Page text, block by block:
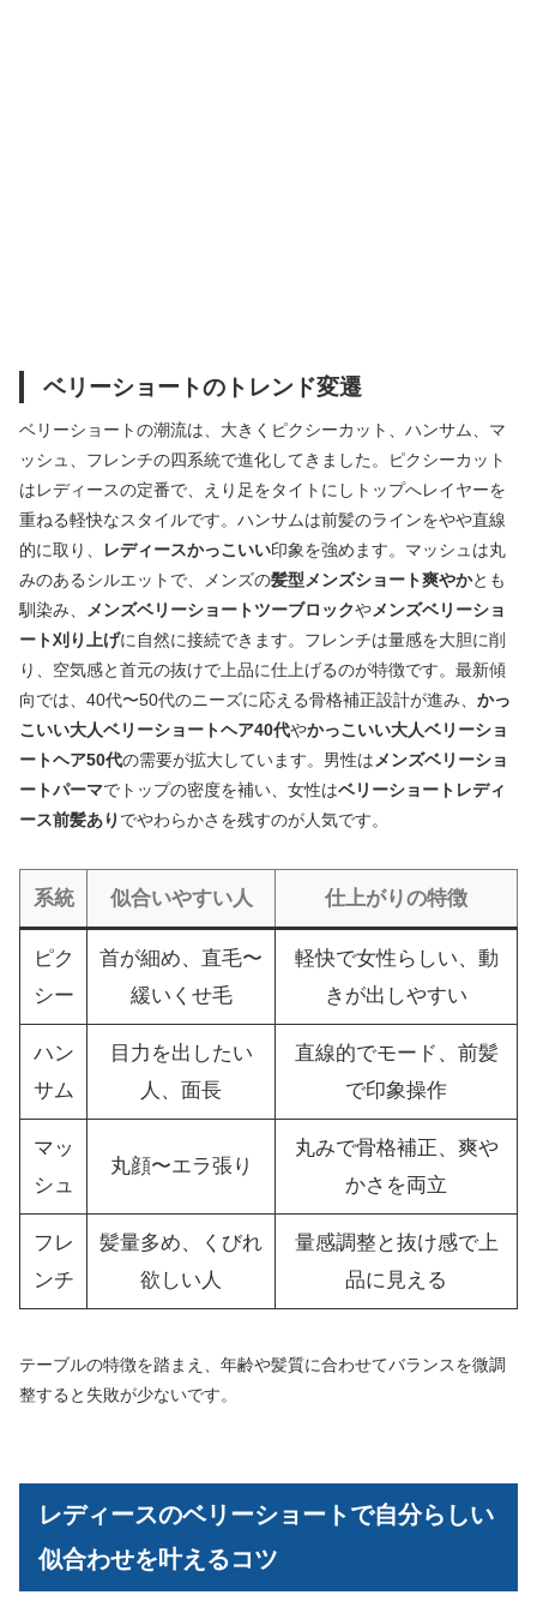
ベリーショートのトレンド変遷
ベリーショートの潮流は、大きくピクシーカット、ハンサム、マ
ッシュ、フレンチの四系統で進化してきました。ピクシーカット
はレディースの定番で、えり足をタイトにしトップへレイヤーを
重ねる軽快なスタイルです。ハンサムは前髪のラインをやや直線
的に取り、
レディースかっこいい印象を強めます。マッシュは丸
みのあるシルエットで、メンズの髪型メンズショート爽やかとも
馴染み、
メンズベリーショートツーブロックやメンズベリーショ
ート刈り上げに自然に接続できます。フレンチは量感を大胆に削
り、空気感と首元の抜けで上品に仕上げるのが特徴です。最新傾
向では、40代〜50代のニーズに応える骨格補正設計が進み、 かっ
こいい大人ベリーショートヘア40代やかっこいい大人ベリーショ
ートヘア50代の需要が拡大しています。男性は メンズベリーショ
ートパーマでトップの密度を補い、女性はベリーショートレディ
ース前髪あり でやわらかさを残すのが人気です。
系統 似合いやすい人 仕上がりの特徴
ピク
シー
首が細め、直毛〜
緩いくせ毛
軽快で女性らしい、動
きが出しやすい
ハン
サム
目力を出したい
人、面長
直線的でモード、前髪
で印象操作
マッ
シュ
丸顔〜エラ張り
丸みで骨格補正、爽や
かさを両立
フレ
ンチ
髪量多め、くびれ
欲しい人
量感調整と抜け感で上
品に見える
テーブルの特徴を踏まえ、年齢や髪質に合わせてバランスを微調
整すると失敗が少ないです。
レディースのベリーショートで自分らしい
似合わせを叶えるコツ